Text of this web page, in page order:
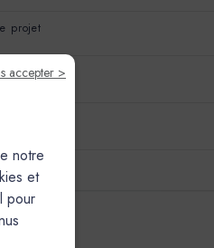
projet
accepter >
notre
et
pour